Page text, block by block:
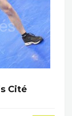
Cité